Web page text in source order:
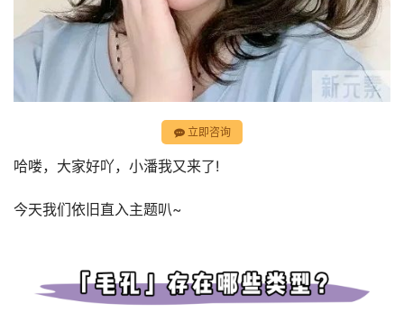
立即咨询
哈喽，大家好吖，小潘我又来了!
今天我们依旧直入主题叭~